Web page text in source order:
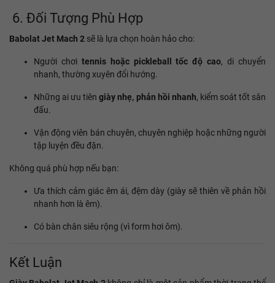
6. Đối Tượng Phù Hợp
Babolat Jet Mach 2 sẽ là lựa chọn hoàn hảo cho:
Người chơi tennis hoặc pickleball tốc độ cao, di chuyển
nhanh, thường xuyên đổi hướng.
Những ai ưu tiêngiày nhẹ, phản hồi nhanh, kiểm soát tốt sân
đấu.
Vận động viên bán chuyên, chuyên nghiệp hoặc những người
tập luyện đều đặn.
Không quá phù hợp nếu bạn:
Ưa thích cảm giác êm ái, đệm dày (giày sẽ thiên về phản hồi
nhanh hơn là êm).
Có bàn chân siêu rộng (vì form hơi ôm).
Kết Luận